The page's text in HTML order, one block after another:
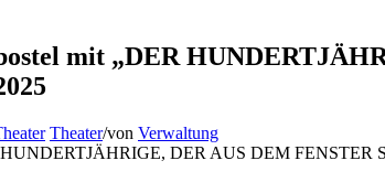
mit „DER
Theater/von Verwaltung